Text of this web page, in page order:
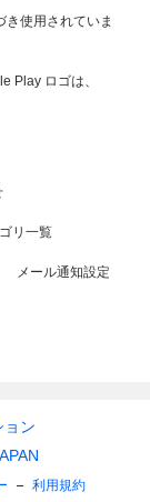
き使用されていま
Play ロゴは、
リ一覧
メール通知設定
ョン
利用規約